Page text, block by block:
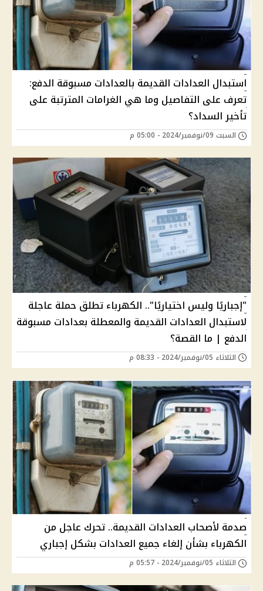
استبدال العدادات القديمة بالعدادات مسبوقة الدفع:
تعرف على التفاصيل وما هي الغرامات المترتبة على
تأخير السداد؟
السبت 09/نوفمبر/2024 - 05:00 م
"إجباريًا وليس اختياريًا".. الكهرباء تطلق حملة عاجلة
لاستبدال العدادات القديمة والمعطلة بعدادات مسبوقة
الدفع | ما القصة؟
الثلاثاء 05/نوفمبر/2024 - 08:33 م
صدمة لأصحاب العدادات القديمة.. تحرك عاجل من
الكهرباء بشأن إلغاء جميع العدادات بشكل إجباري
الثلاثاء 05/نوفمبر/2024 - 05:57 م